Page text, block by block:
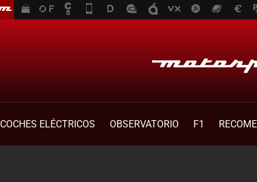
COCHES ELÉCTRICOS OBSERVATORIO F1